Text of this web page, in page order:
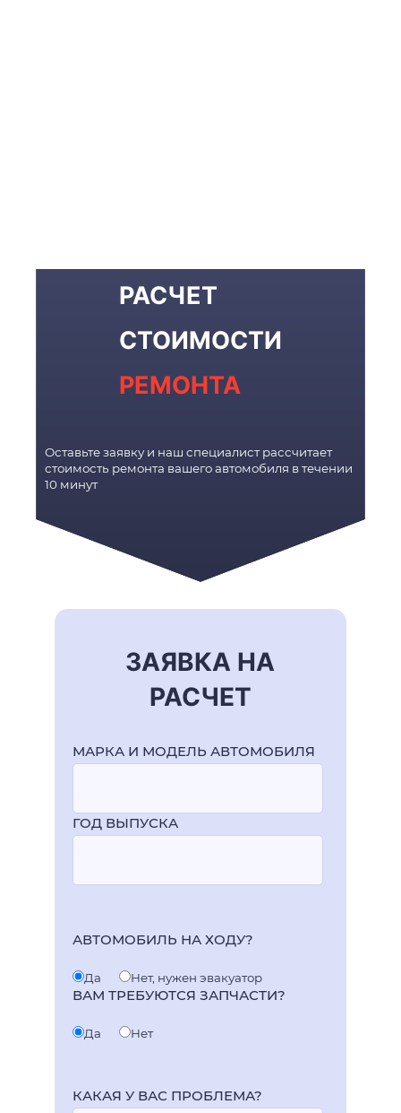
РАСЧЕТ
СТОИМОСТИ
РЕМОНТА
Оставьте заявку и наш специалист рассчитает
стоимость ремонта вашего автомобиля в течении
10 минут
ЗАЯВКА НА
РАСЧЕТ
МАРКА И МОДЕЛЬ АВТОМОБИЛЯ
ГОД ВЫПУСКА
АВТОМОБИЛЬ НА ХОДУ?
Да Нет, нужен эвакуатор
ВАМ ТРЕБУЮТСЯ ЗАПЧАСТИ?
Да Нет
КАКАЯ У ВАС ПРОБЛЕМА?